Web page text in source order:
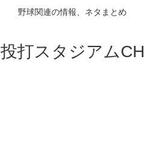
野球関連の情報、ネタまとめ
投打スタジアムCH